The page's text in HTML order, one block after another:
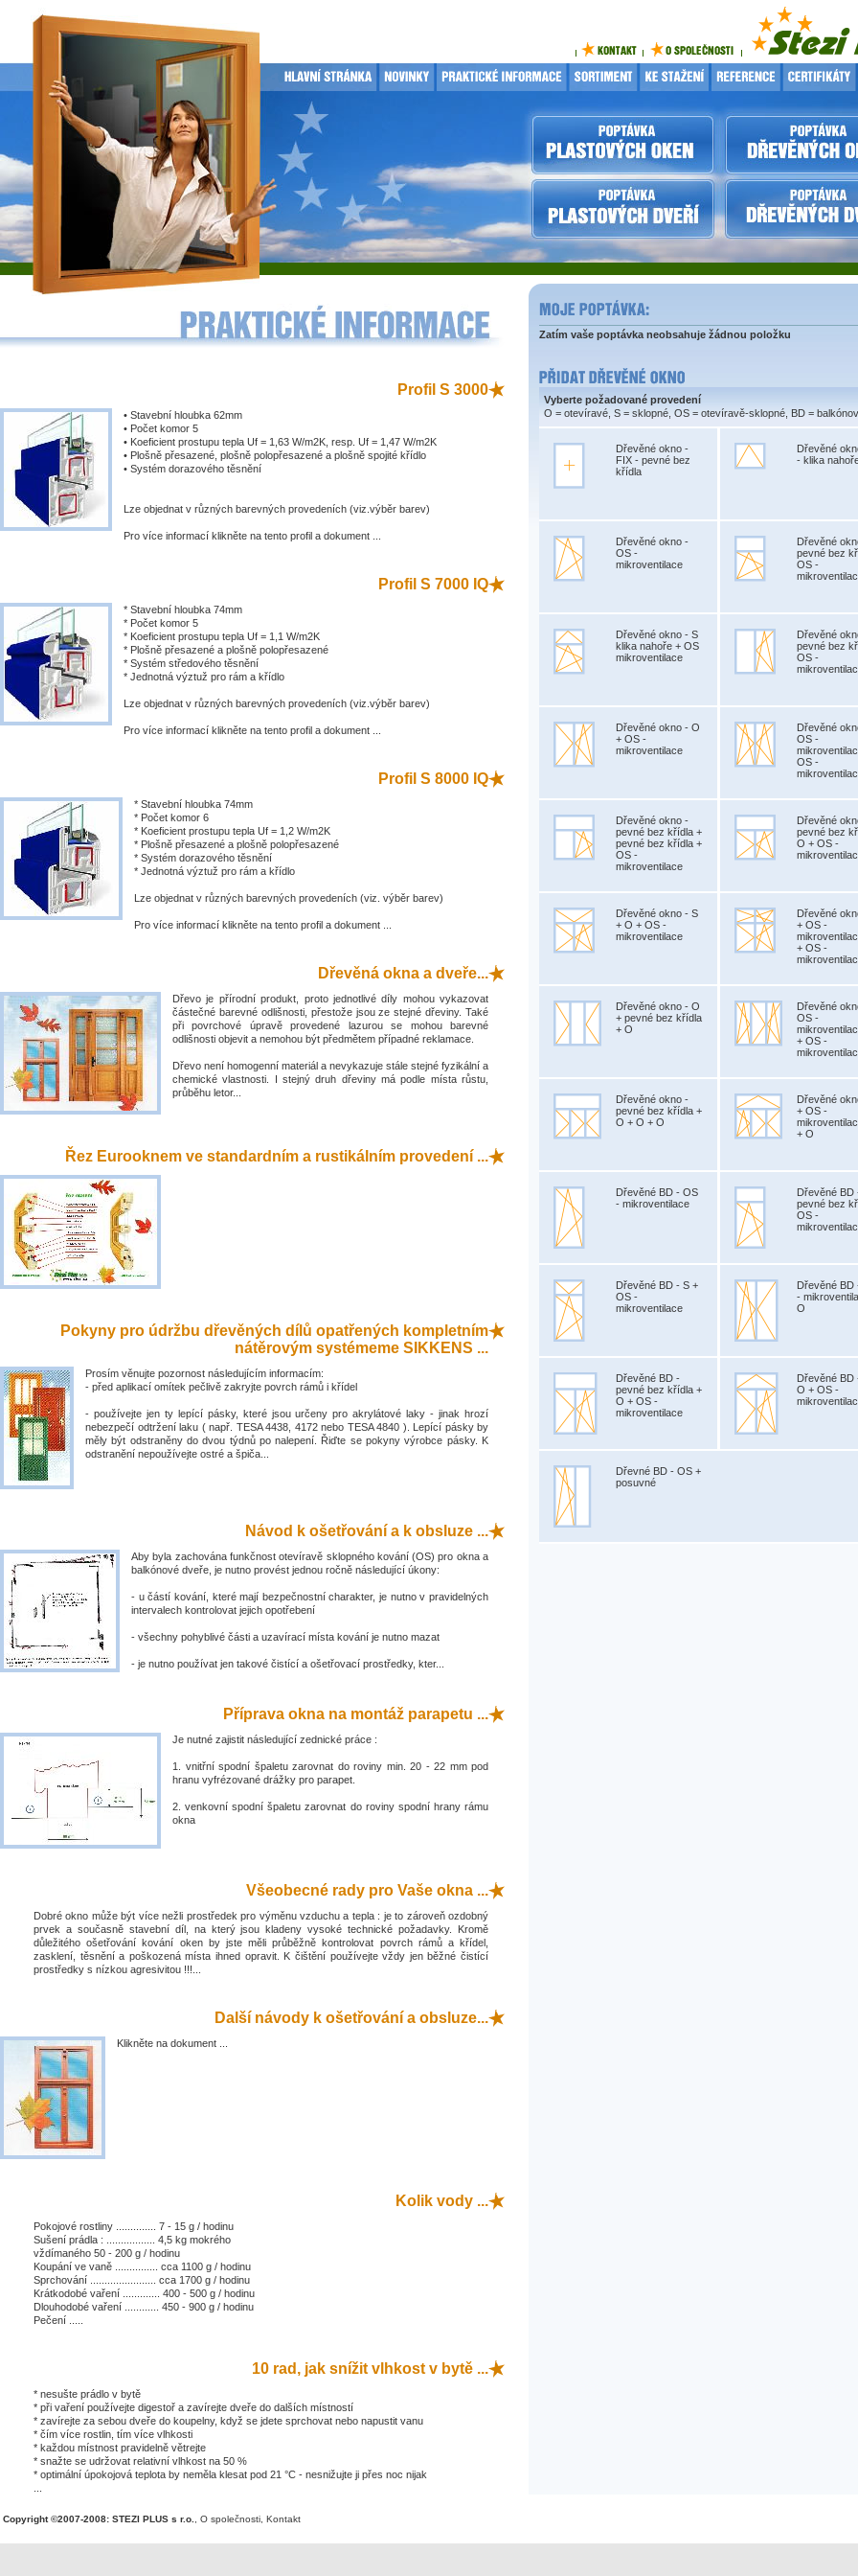
Profil S 3000
• Stavební hloubka 62mm
• Počet komor 5
• Koeficient prostupu tepla Uf = 1,63 W/m2K, resp. Uf = 1,47 W/m2K
• Plošně přesazené, plošně polopřesazené a plošně spojité křídlo
• Systém dorazového těsnění
Lze objednat v různých barevných provedeních (viz.výběr barev)
Pro více informací klikněte na tento profil a dokument ...
Profil S 7000 IQ
* Stavební hloubka 74mm
* Počet komor 5
* Koeficient prostupu tepla Uf = 1,1 W/m2K
* Plošně přesazené a plošně polopřesazené
* Systém středového těsnění
* Jednotná výztuž pro rám a křídlo
Lze objednat v různých barevných provedeních (viz.výběr barev)
Pro více informací klikněte na tento profil a dokument ...
Profil S 8000 IQ
* Stavební hloubka 74mm
* Počet komor 6
* Koeficient prostupu tepla Uf = 1,2 W/m2K
* Plošně přesazené a plošně polopřesazené
* Systém dorazového těsnění
* Jednotná výztuž pro rám a křídlo
Lze objednat v různých barevných provedeních (viz. výběr barev)
Pro více informací klikněte na tento profil a dokument ...
Dřevěná okna a dveře...
Dřevo je přírodní produkt, proto jednotlivé díly mohou vykazovat
částečné barevné odlišnosti, přestože jsou ze stejné dřeviny. Také
při povrchové úpravě provedené lazurou se mohou barevné
odlišnosti objevit a nemohou být předmětem případné reklamace.
Dřevo není homogenní materiál a nevykazuje stále stejné fyzikální a
chemické vlastnosti. I stejný druh dřeviny má podle místa růstu,
průběhu letor...
Řez Eurooknem ve standardním a rustikálním provedení ...
Pokyny pro údržbu dřevěných dílů opatřených kompletním
nátěrovým systémeme SIKKENS ...
Prosím věnujte pozornost následujícím informacím:
- před aplikací omítek pečlivě zakryjte povrch rámů i křídel
- používejte jen ty lepící pásky, které jsou určeny pro akrylátové laky - jinak hrozí
nebezpečí odtržení laku ( např. TESA 4438, 4172 nebo TESA 4840 ). Lepící pásky by
měly být odstraněny do dvou týdnů po nalepení. Řiďte se pokyny výrobce pásky. K
odstranění nepoužívejte ostré a špiča...
Návod k ošetřování a k obsluze ...
Aby byla zachována funkčnost otevíravě sklopného kování (OS) pro okna a
balkónové dveře, je nutno provést jednou ročně následující úkony:
- u částí kování, které mají bezpečnostní charakter, je nutno v pravidelných
intervalech kontrolovat jejich opotřebení
- všechny pohyblivé části a uzavírací místa kování je nutno mazat
- je nutno používat jen takové čistící a ošetřovací prostředky, kter...
Příprava okna na montáž parapetu ...
Je nutné zajistit následující zednické práce :
1. vnitřní spodní špaletu zarovnat do roviny min. 20 - 22 mm pod
hranu vyfrézované drážky pro parapet.
2. venkovní spodní špaletu zarovnat do roviny spodní hrany rámu
okna
Všeobecné rady pro Vaše okna ...
Dobré okno může být více nežli prostředek pro výměnu vzduchu a tepla : je to zároveň ozdobný
prvek a současně stavební díl, na který jsou kladeny vysoké technické požadavky. Kromě
důležitého ošetřování kování oken by jste měli průběžně kontrolovat povrch rámů a křídel,
zasklení, těsnění a poškozená místa ihned opravit. K čištění používejte vždy jen běžné čistící
prostředky s nízkou agresivitou !!!...
Další návody k ošetřování a obsluze...
Klikněte na dokument ...
Kolik vody ...
Pokojové rostliny .............. 7 - 15 g / hodinu
Sušení prádla : ................. 4,5 kg mokrého
vždímaného 50 - 200 g / hodinu
Koupání ve vaně ............... cca 1100 g / hodinu
Sprchování ....................... cca 1700 g / hodinu
Krátkodobé vaření ............. 400 - 500 g / hodinu
Dlouhodobé vaření ............ 450 - 900 g / hodinu
Pečení .....
10 rad, jak snížit vlhkost v bytě ...
* nesušte prádlo v bytě
* při vaření používejte digestoř a zavírejte dveře do dalších místností
* zavírejte za sebou dveře do koupelny, když se jdete sprchovat nebo napustit vanu
* čím více rostlin, tím více vlhkosti
* každou místnost pravidelně větrejte
* snažte se udržovat relativní vlhkost na 50 %
* optimální úpokojová teplota by neměla klesat pod 21 °C - nesnižujte ji přes noc nijak
Zatím vaše poptávka neobsahuje žádnou položku
Vyberte požadované provedení
O = otevíravé, S = sklopné, OS = otevíravě-sklopné, BD =
Dřevěné okno -
FIX - pevné bez
křídla
Dřevěné
- klika
Dřevěné okno -
OS -
mikroventilace
Dřevěné
pevné bez
OS -
Dřevěné okno - S
klika nahoře + OS
mikroventilace
Dřevěné
pevné bez
OS -
Dřevěné okno - O
+ OS -
mikroventilace
Dřevěné
OS -
OS -
Dřevěné okno -
pevné bez křídla +
pevné bez křídla +
OS -
mikroventilace
Dřevěné
pevné bez
O + OS -
Dřevěné okno - S
+ O + OS -
mikroventilace
Dřevěné
+ OS -
+ OS -
Dřevěné okno - O
+ pevné bez křídla
+ O
Dřevěné
OS -
+ OS -
Dřevěné okno -
pevné bez křídla +
O + O + O
Dřevěné
+ OS -
+ O
Dřevěné BD - OS
- mikroventilace
Dřevěné BD
pevné bez
OS -
Dřevěné BD - S +
OS -
mikroventilace
Dřevěné BD
-
O
Dřevěné BD -
pevné bez křídla +
O + OS -
mikroventilace
Dřevěné BD
O + OS -
Dřevné BD - OS +
posuvné
Copyright ©2007-2008: STEZI PLUS s r.o. O společnosti Kontakt